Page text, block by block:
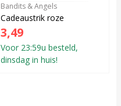
Bandits & Angels
Cadeaustrik roze
3,49
Voor 23:59u besteld,
dinsdag in huis!